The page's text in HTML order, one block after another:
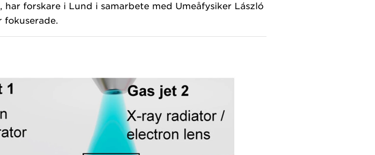
forskare i Lund i samarbete med Umeåfysiker László